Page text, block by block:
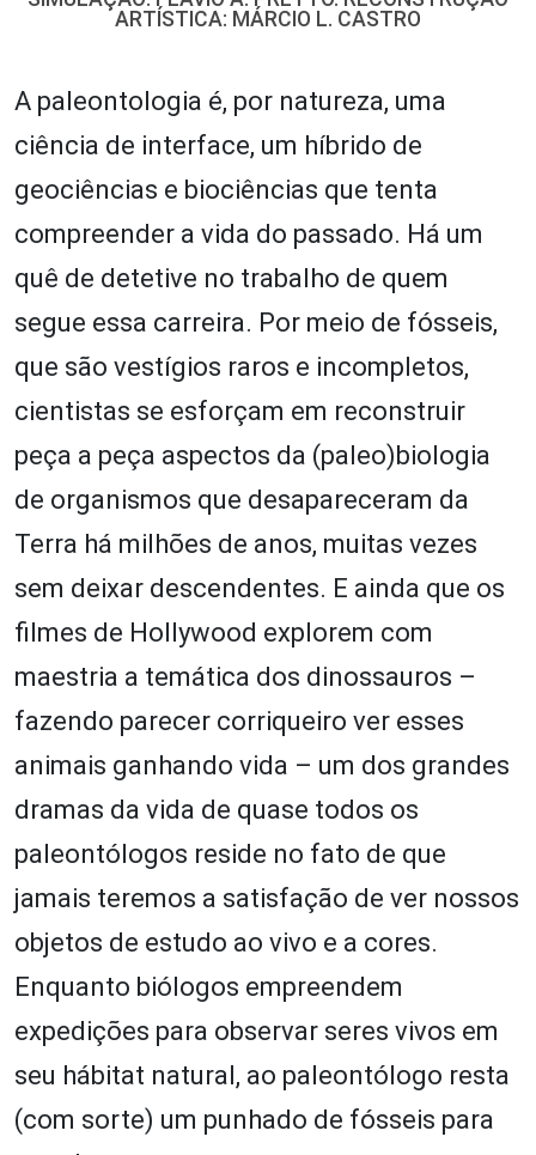
ARTÍSTICA: MÁRCIO L. CASTRO
A paleontologia é, por natureza, uma
ciência de interface, um híbrido de
geociências e biociências que tenta
compreender a vida do passado. Há um
quê de detetive no trabalho de quem
segue essa carreira. Por meio de fósseis,
que são vestígios raros e incompletos,
cientistas se esforçam em reconstruir
peça a peça aspectos da (paleo)biologia
de organismos que desapareceram da
Terra há milhões de anos, muitas vezes
sem deixar descendentes. E ainda que os
filmes de Hollywood explorem com
maestria a temática dos dinossauros –
fazendo parecer corriqueiro ver esses
animais ganhando vida – um dos grandes
dramas da vida de quase todos os
paleontólogos reside no fato de que
jamais teremos a satisfação de ver nossos
objetos de estudo ao vivo e a cores.
Enquanto biólogos empreendem
expedições para observar seres vivos em
seu hábitat natural, ao paleontólogo resta
(com sorte) um punhado de fósseis para